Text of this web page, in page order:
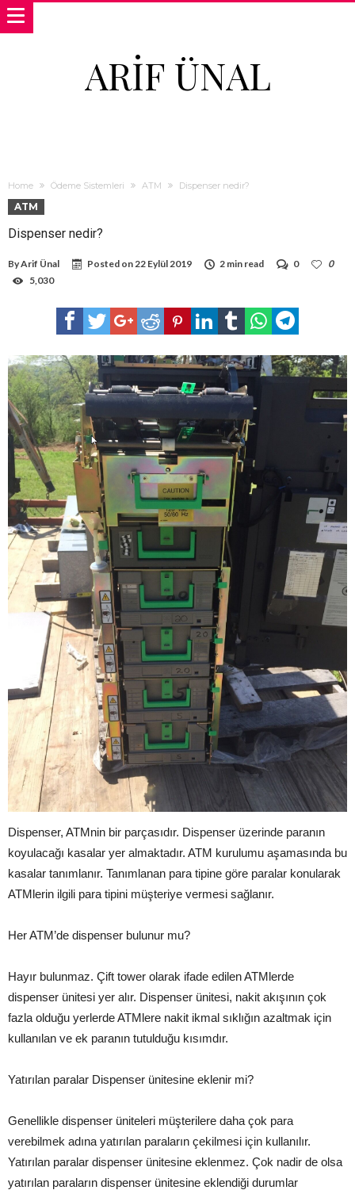
ARIF ÜNAL
Home Ödeme Sistemleri ATM Dispenser nedir?
ATM
Dispenser nedir?
ByArif Ünal Posted on22 Eylül 2019 2 min read 0
0
5,030
Dispenser, ATMnin bir parçasıdır. Dispenser üzerinde paranın
koyulacağı kasalar yer almaktadır. ATM kurulumu aşamasında bu
kasalar tanımlanır. Tanımlanan para tipine göre paralar konularak
ATMlerin ilgili para tipini müşteriye vermesi sağlanır.
Her ATM’de dispenser bulunur mu?
Hayır bulunmaz. Çift tower olarak ifade edilen ATMlerde
dispenser ünitesi yer alır. Dispenser ünitesi, nakit akışının çok
fazla olduğu yerlerde ATMlere nakit ikmal sıklığın azaltmak için
kullanılan ve ek paranın tutulduğu kısımdır.
Yatırılan paralar Dispenser ünitesine eklenir mi?
Genellikle dispenser üniteleri müşterilere daha çok para
verebilmek adına yatırılan paraların çekilmesi için kullanılır.
Yatırılan paralar dispenser ünitesine eklenmez. Çok nadir de olsa
yatırılan paraların dispenser ünitesine eklendiği durumlar